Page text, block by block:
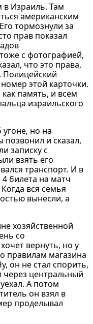
Израиль. Там
американским
тормознули за
прав показал
с фотографией,
что это права,
Полицейский
этой карточки.
память, и всем
израильского
но на
и сказал,
записку с
взять его
транспорт. И в
билета на матч
вся семья
вынесли, а
хозяйственной
со
вернуть, но у
правилам магазина
он не стал спорить,
через центральный
А потом
он взял в
проделывал